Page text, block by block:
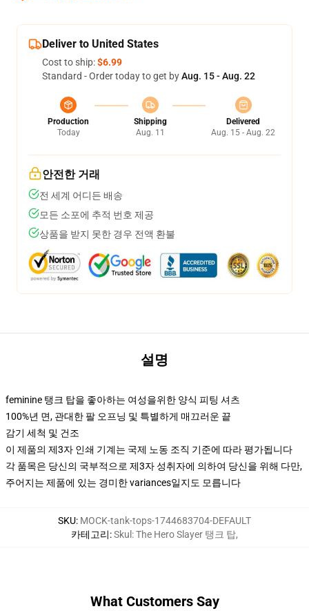
Deliver to United States
Cost to ship:$6.99
Standard - Order today to get byAug. 15 - Aug. 22
Production
Today
Shipping
Aug. 11
Delivered
Aug. 15 - Aug. 22
안전한 거래
전 세계 어디든 배송
모든 소포에 추적 번호 제공
상품을 받지 못한 경우 전액 환불
설명
feminine 탱크 탑을 좋아하는 여성을위한 양식 피팅 셔츠
100%년 면, 관대한 팔 오프닝 및 특별하게 매끄러운 끝
감기 세척 및 건조
이 제품의 제3자 인쇄 기계는 국제 노동 조직 기준에 따라 평가됩니다
각 품목은 당신의 국부적으로 제3자 성취자에 의하여 당신을 위해 다만,
주어지는 제품에 있는 경미한 variances일지도 모릅니다
SKU: MOCK-tank-tops-1744683704-DEFAULT
카테고리:Skul: The Hero Slayer 탱크 탑,
What Customers Say